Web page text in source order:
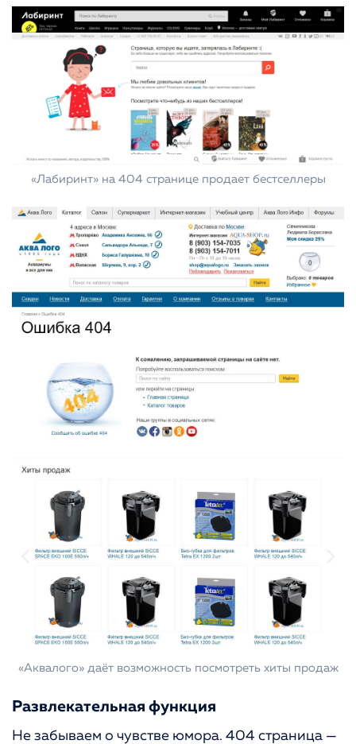
«Лабиринт» на 404 странице продает бестселлеры
«Аквалого» даёт возможность посмотреть хиты продаж
Развлекательная функция
Не забываем о чувстве юмора. 404 страница —